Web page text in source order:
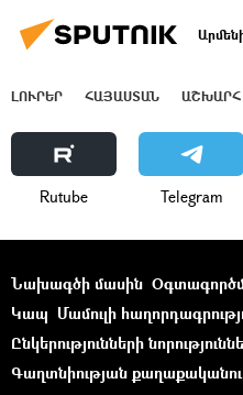
ԼՈՒՐԵՐ ՀԱՅԱՍՏԱՆ ԱՇԽԱՐՀ
Rutube Telegram
Նախագծի մասին
Կապ Մամուլի
Ընկերությունների
Գաղտնիության